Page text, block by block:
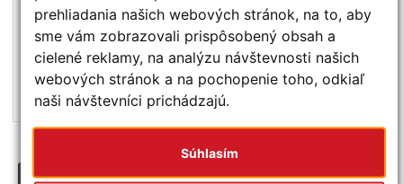
prehliadania našich webových stránok, na to, aby
sme vám zobrazovali prispôsobený obsah a
cielené reklamy, na analýzu návštevnosti našich
webových stránok a na pochopenie toho, odkiaľ
naši návštevníci prichádzajú.
Súhlasím
26,90 €
34,00 €
KÚPIŤ
Na sklade